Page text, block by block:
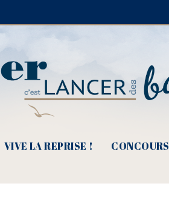
VIVE LA REPRISE ! CONCOURS
(© Le Bijou)